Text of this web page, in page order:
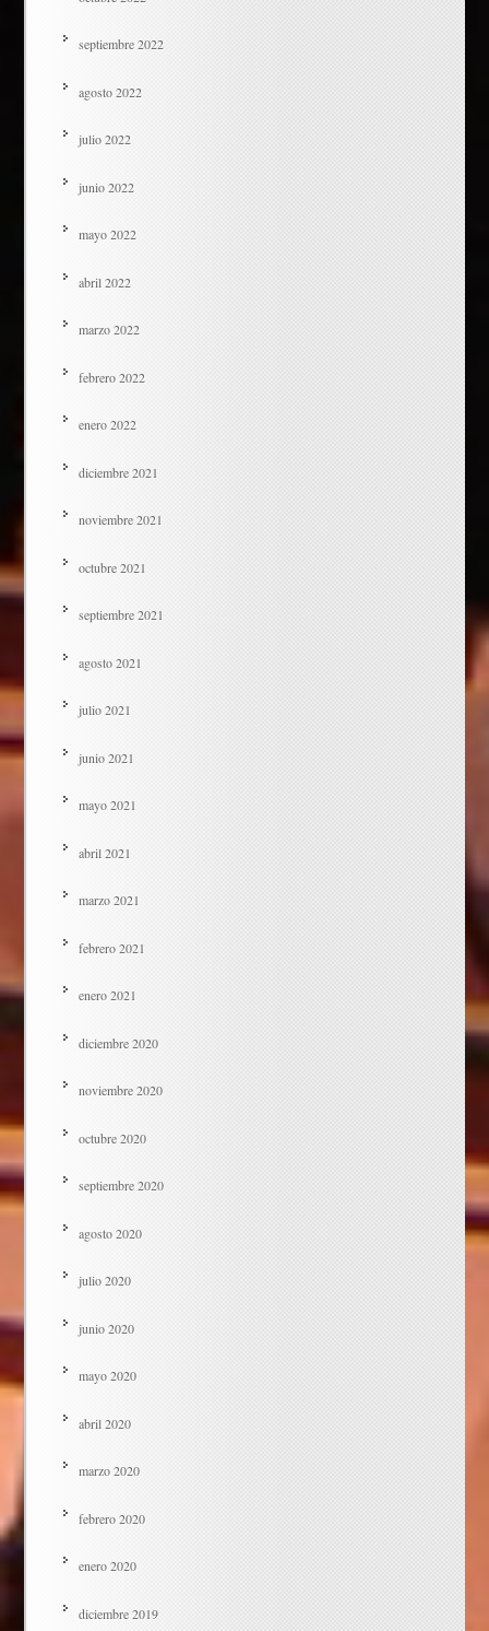
septiembre 2022
agosto 2022
julio 2022
junio 2022
mayo 2022
abril 2022
marzo 2022
febrero 2022
enero 2022
diciembre 2021
noviembre 2021
octubre 2021
septiembre 2021
agosto 2021
julio 2021
junio 2021
mayo 2021
abril 2021
marzo 2021
febrero 2021
enero 2021
diciembre 2020
noviembre 2020
octubre 2020
septiembre 2020
agosto 2020
julio 2020
junio 2020
mayo 2020
abril 2020
marzo 2020
febrero 2020
enero 2020
diciembre 2019